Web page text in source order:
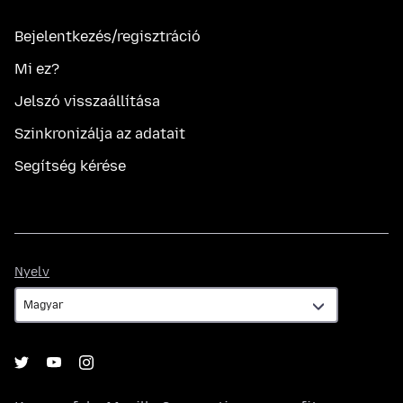
Bejelentkezés/regisztráció
Mi ez?
Jelszó visszaállítása
Szinkronizálja az adatait
Segítség kérése
Nyelv